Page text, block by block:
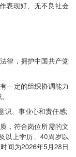
表现好、无不良社会
律，拥护中国共产党
一定的组织协调能力
识、事业心和责任感;
，符合岗位所需的文
以上学历、40周岁以
间为2026年5月28日